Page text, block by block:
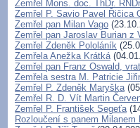
Zemřel Mons. doc. ThDr.
Zemřel P. Savio Pavel Řičica
Zemřel pan Milan Vago
Zemřel pan Jaroslav Burian z
Zemřel Zdeněk Pololáník
Zemřela Anežka Krátká
Zemřel pan Franz Oswald,
Zemřela sestra M. Patricie
Zemřel P. Zdeněk Maryška
Zemřel R. D. Vít Martin
Zemřel P. František Segeťa
Rozloučení s panem Milanem